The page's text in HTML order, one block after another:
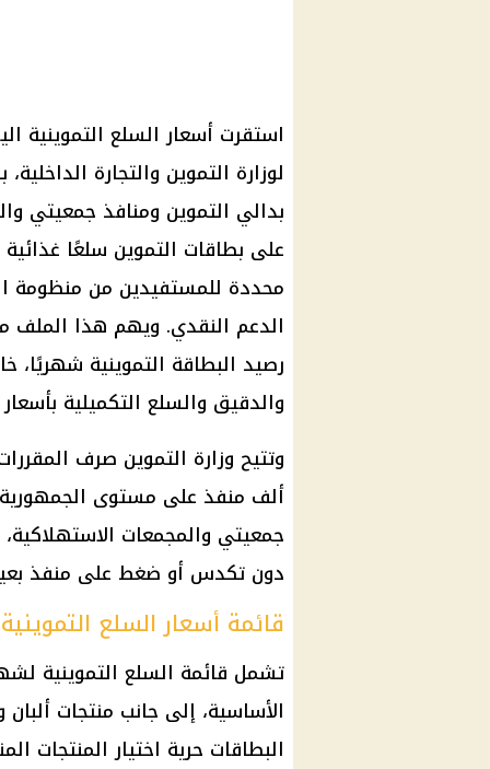
لوزارة التموين والتجارة
بدالي التموين ومنافذ جمعيتي
على بطاقات التموين سلعًا
محددة للمستفيدين من منظومة
الدعم النقدي. ويهم هذا الملف
رصيد البطاقة التموينية شهريًا،
والدقيق والسلع التكميلية
ألف منفذ على مستوى
جمعيتي والمجمعات
دون تكدس أو ضغط على منفذ
قائمة أسعار السلع التموينية
الأساسية، إلى جانب منتجات
البطاقات حرية اختيار المنتجات